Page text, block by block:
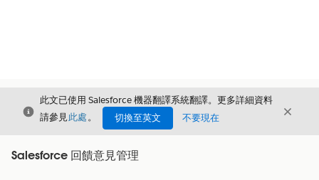
結束
此文已使用 Salesforce 機器翻譯系統翻譯。更多詳細資料
請參見此處。 切換至英文 不要現在 結束
Salesforce 回饋意見管理